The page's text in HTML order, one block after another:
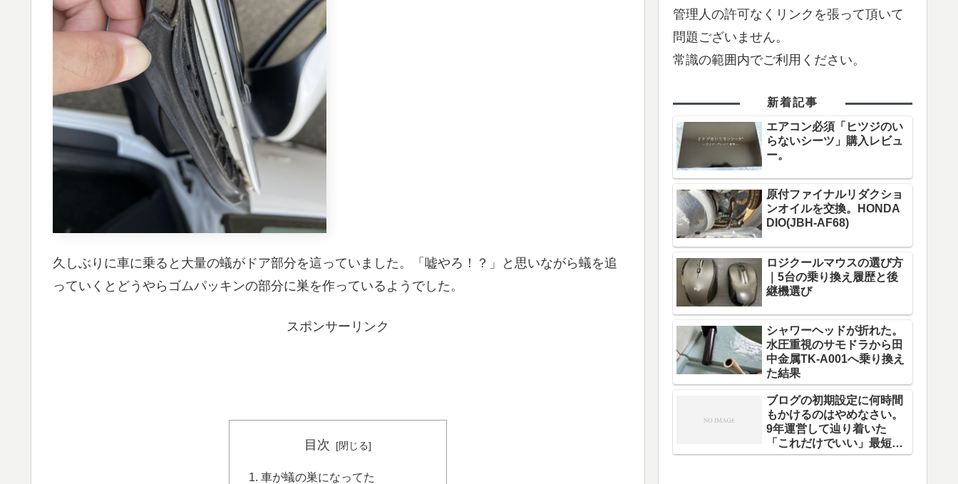
久しぶりに車に乗ると大量の蟻がドア部分を這っていました。「嘘やろ！？」と思いながら蟻を追
っていくとどうやらゴムパッキンの部分に巣を作っているようでした。
スポンサーリンク
目次
車が蟻の巣になってた
管理人の許可なくリンクを張って頂いて
問題ございません。
常識の範囲内でご利用ください。
新着記事
エアコン必須「ヒツジのい
らないシーツ」購入レビュ
ー。
原付ファイナルリダクショ
ンオイルを交換。HONDA
DIO(JBH-AF68)
ロジクールマウスの選び方
｜5台の乗り換え履歴と後
継機選び
シャワーヘッドが折れた。
水圧重視のサモドラから田
中金属TK-A001へ乗り換え
た結果
ブログの初期設定に何時間
もかけるのはやめなさい。
9年運営して辿り着いた
「これだけでいい」最短ル
ート